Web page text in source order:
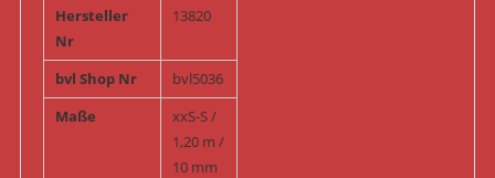
Hersteller
Nr
13820
bvl Shop Nr
bvl5036
Maße
xxS-S /
1,20 m /
10 mm